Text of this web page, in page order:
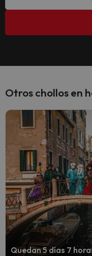
Otros chollos en
Quedan 5 días 7